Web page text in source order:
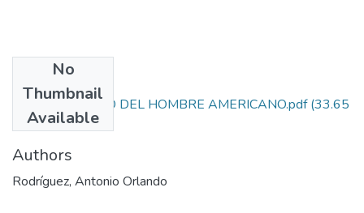
No
Thumbnail
Available
133. ESTUDIOSO DEL HOMBRE AMERICANO.pdf(33.65
MB)
Authors
Rodríguez, Antonio Orlando